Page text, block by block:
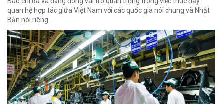
quan hệ hợp tác giữa Việt Nam với các quốc gia nói chung và Nhật
Bản nói riêng.